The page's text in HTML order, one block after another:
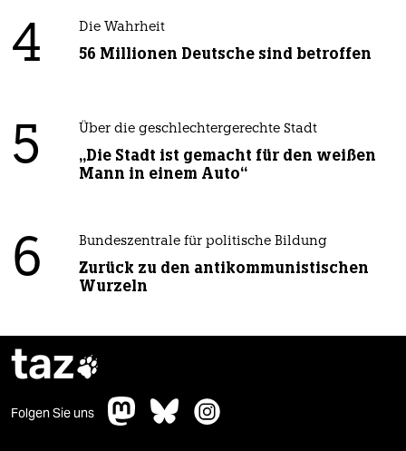
4 Die Wahrheit
56 Millionen Deutsche sind betroffen
5 Über die geschlechtergerechte Stadt
„Die Stadt ist gemacht für den weißen
Mann in einem Auto“
6 Bundeszentrale für politische Bildung
Zurück zu den antikommunistischen
Wurzeln
taz
Folgen Sie uns